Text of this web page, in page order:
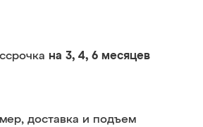
на 3, 4, 6 месяцев
доставка и подъем